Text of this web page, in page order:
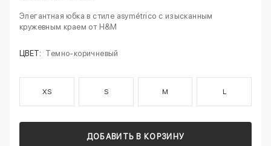
Элегантная юбка в стиле asymétrico с изысканным
кружевным краем от H&M
ЦВЕТ: Темно-коричневый
XS S M L
ДОБАВИТЬ В КОРЗИНУ